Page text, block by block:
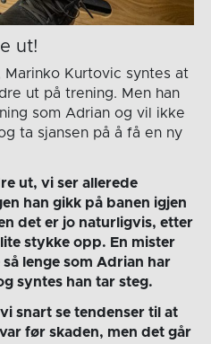
ut!
Kurtovic syntes at
ut på trening. Men han
som Adrian og vil ikke
ta sjansen på å få en ny
ut, vi ser allerede
han gikk på banen igjen
det er jo naturligvis, etter
stykke opp. En mister
lenge som Adrian har
syntes han tar steg.
snart se tendenser til at
før skaden, men det går